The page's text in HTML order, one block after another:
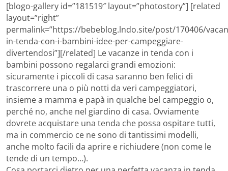
[blogo-gallery id=”181519″ layout=”photostory”] [related
layout=”right”
permalink=”https://bebeblog.lndo.site/post/170406/
in-tenda-con-i-bambini-idee-per-campeggiare-
divertendosi”][/related] Le vacanze in tenda con i
bambini possono regalarci grandi emozioni:
sicuramente i piccoli di casa saranno ben felici di
trascorrere una o più notti da veri campeggiatori,
insieme a mamma e papà in qualche bel campeggio o,
perché no, anche nel giardino di casa. Ovviamente
dovrete acquistare una tenda che possa ospitare tutti,
ma in commercio ce ne sono di tantissimi modelli,
anche molto facili da aprire e richiudere (non come le
tende di un tempo…).